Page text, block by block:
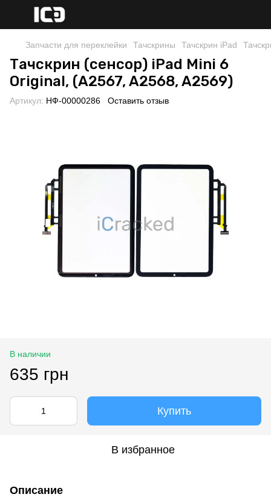
Запчасти для переклейки Тачскрины Тачскрин iPad
Тачскрин (сенсор) iPad Mini 6
Original, (A2567, A2568, A2569)
Артикул: НФ-00000286 Оставить отзыв
В наличии
635 грн
Купить
В избранное
Описание